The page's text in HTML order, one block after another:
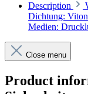
Description
Dichtung: Viton
Medien:
Close menu
Product